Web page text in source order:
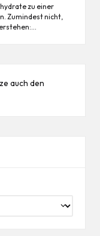
zu einer
Zumindest nicht,
auch den